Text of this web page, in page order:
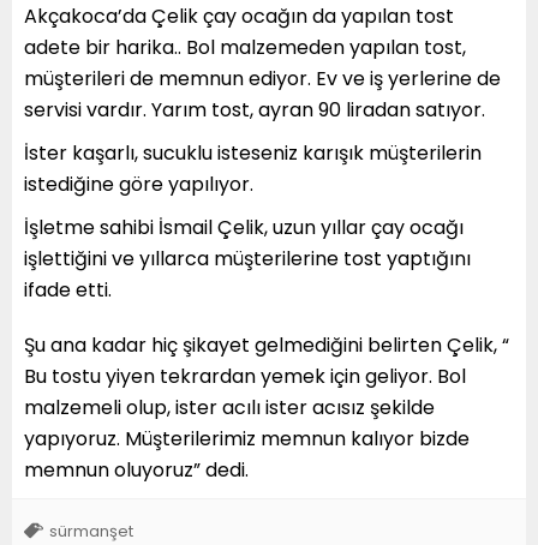
Akçakoca’da Çelik çay ocağın da yapılan tost
adete bir harika.. Bol malzemeden yapılan tost,
müşterileri de memnun ediyor. Ev ve iş yerlerine de
servisi vardır. Yarım tost, ayran 90 liradan satıyor.
İster kaşarlı, sucuklu isteseniz karışık müşterilerin
istediğine göre yapılıyor.
İşletme sahibi İsmail Çelik, uzun yıllar çay ocağı
işlettiğini ve yıllarca müşterilerine tost yaptığını
ifade etti.
Şu ana kadar hiç şikayet gelmediğini belirten Çelik, “
Bu tostu yiyen tekrardan yemek için geliyor. Bol
malzemeli olup, ister acılı ister acısız şekilde
yapıyoruz. Müşterilerimiz memnun kalıyor bizde
memnun oluyoruz” dedi.
sürmanşet